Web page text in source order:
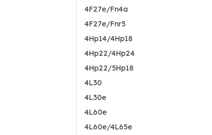
4F27e/Fn4a
4F27e/Fnr5
4Hp14/4Hp18
4Hp22/4Hp24
4Hp22/5Hp18
4L30
4L30e
4L60e
4L60e/4L65e